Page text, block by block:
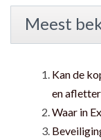
Meest
Kan de
en
Waar in